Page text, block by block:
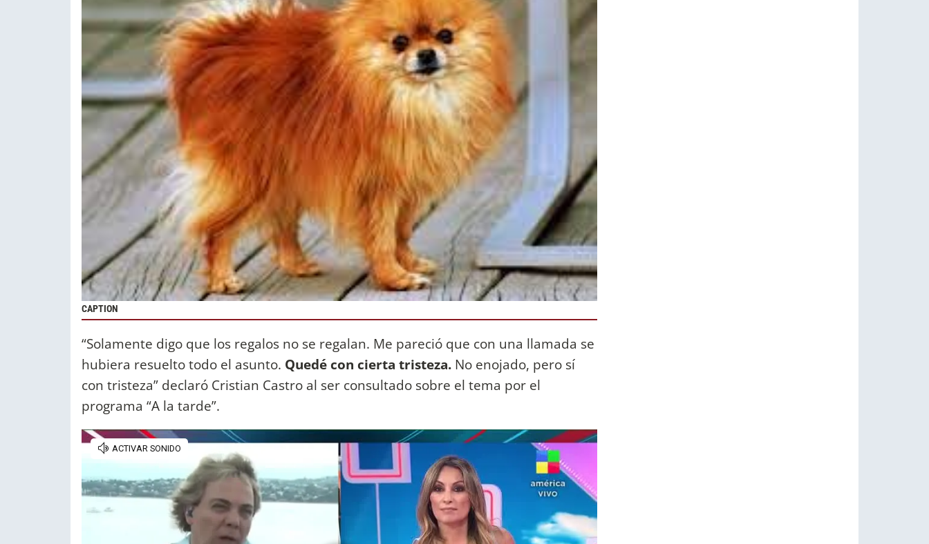
CAPTION
“Solamente digo que los regalos no se regalan. Me pareció que con una llamada se
hubiera resuelto todo el asunto. Quedé con cierta tristeza. No enojado, pero sí
con tristeza” declaró Cristian Castro al ser consultado sobre el tema por el
programa “A la tarde”.